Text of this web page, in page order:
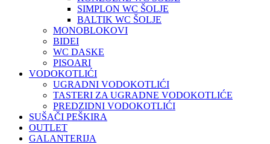
SIMPLON WC ŠOLJE
BALTIK WC ŠOLJE
MONOBLOKOVI
BIDEI
WC DASKE
PISOARI
VODOKOTLIĆI
UGRADNI VODOKOTLIĆI
TASTERI ZA UGRADNE VODOKOTLIĆE
PREDZIDNI VODOKOTLIĆI
SUŠAČI PEŠKIRA
OUTLET
GALANTERIJA